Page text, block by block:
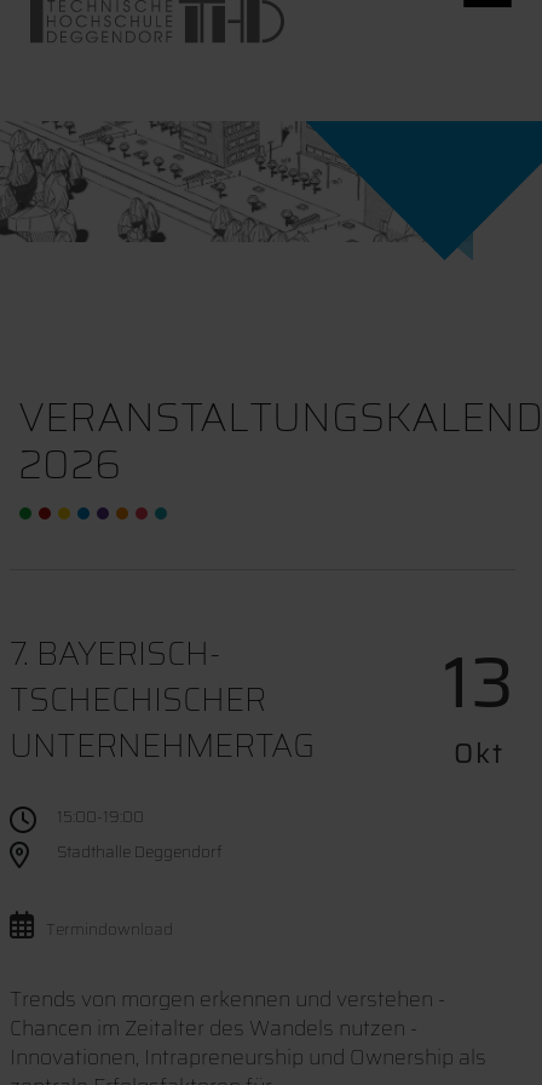
2026
7. BAYERISCH-
TSCHECHISCHER
UNTERNEHMERTAG
15:00-19:00
Stadthalle Deggendorf
Termindownload
13
Okt
Trends von morgen erkennen und verstehen -
Chancen im Zeitalter des Wandels nutzen -
Innovationen, Intrapreneurship und Ownership als